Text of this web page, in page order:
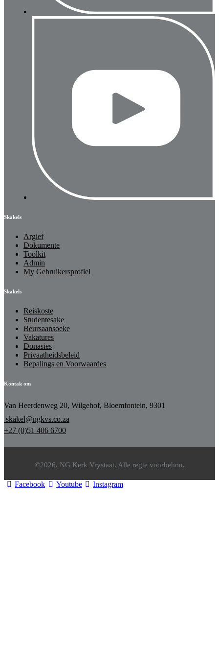
Skakels
Argief
Dokumente
Toolkit
Admin
My Gebruikersprofiel
Skakels
Reiskoste
Studentesake
Beursaansoeke
Vakatures
Donasies
Privaatheidsbeleid
Bepalings en Voorwaardes
Kontak ons
Van Heerdenweg 20, Wilgehof, Bloemfontein, 9301
skakel@ngkvs.co.za
+27 (0)51 406 6700
©2026. NG Kerk Vrystaat. Alle regte voorbehou.
Facebook Youtube Instagram